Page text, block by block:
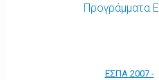
Προγράμματα
ΕΣΠΑ 2007 -